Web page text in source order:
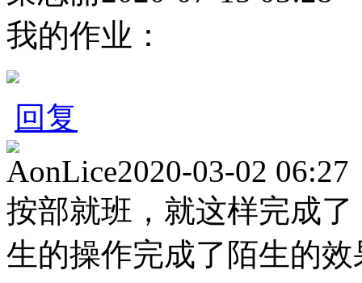
我的作业：
回复
AonLice2020-03-02 06:27
按部就班，就这样完成
生的操作完成了陌生的